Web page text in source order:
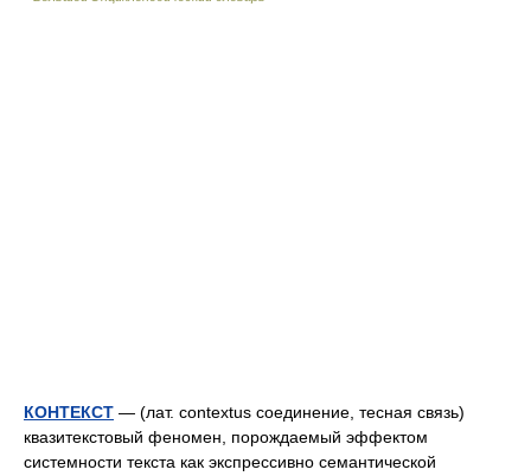
КОНТЕКСТ — (лат. contextus соединение, тесная связь)
квазитекстовый феномен, порождаемый эффектом
системности текста как экспрессивно семантической